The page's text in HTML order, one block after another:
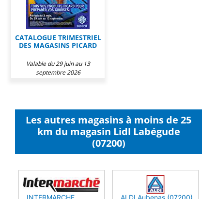
CATALOGUE TRIMESTRIEL
DES MAGASINS PICARD
Valable du 29 juin au 13
septembre 2026
Les autres magasins à moins de 25
km du magasin Lidl Labégude
(07200)
INTERMARCHE ALDI Aubenas (07200)